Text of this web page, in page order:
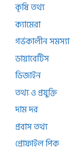
কৃষি তথ্য
ক্যামেরা
গর্ভকালীন সমস্যা
ডায়াবেটিস
ডিজাইন
তথ্য ও প্রযুক্তি
দাম দর
প্রবাস তথ্য
প্রোফাইল পিক